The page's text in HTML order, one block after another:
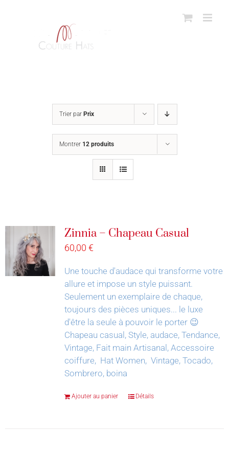
Trier par Prix
Montrer 12 produits
Zinnia – Chapeau Casual
60,00 €
Une touche d'audace qui transforme votre
allure et impose un style puissant.
Seulement un exemplaire de chaque,
toujours des pièces uniques... le luxe
d'être la seule à pouvoir le porter 😉
Chapeau casual, Style, audace, Tendance,
Vintage, Fait main Artisanal, Accessoire
coiffure, Hat Women, Vintage, Tocado,
Sombrero, boina
Ajouter au panier Détails